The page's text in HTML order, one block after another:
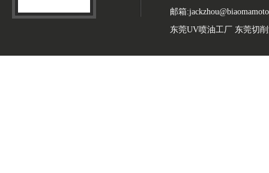
邮箱
东莞UV喷油工厂 东莞切